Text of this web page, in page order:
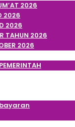
2026
2026
2026
TAHUN 2026
2026